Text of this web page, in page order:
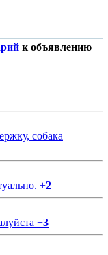
к объявлению
собака
+2
+3